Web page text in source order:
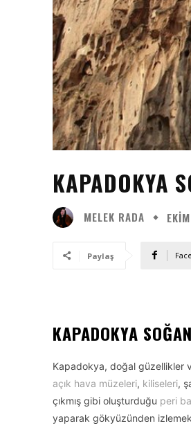
KAPADOKYA
MELEK RADA
Paylaş
KAPADOKYA
Kapadokya, doğal güzellikler
açık hava müzeleri, kiliseleri,
çıkmış gibi oluşturduğu peri
yaparak gökyüzünden izlemek